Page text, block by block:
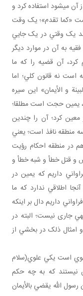
مي شود استفاده کرد و
«کما تقدم»؛ يک وقت
يک وقتي در يک جايي
به آن در موارد ديگر
کرد، آن قضيه را که ما
است نه قانون کلي؛ اما
و الأيمان» اين سيره
يمين حجت است مطلقا؛
معين کرد؛ آن را چندين
منطقه نافذ است؛ يعني
در منطقه احکام رؤيت
و قتل خطأ و شبه خطأ و
داريم که يمين در
اطلاقي ندارد که ما
داريم دال بر اينکه
جاری نيست؛ البته در
امثال ذلک در بخشي از
است يکي علوي(سلام
نيستند که به چه حکم
الله يقضي بالأيمان